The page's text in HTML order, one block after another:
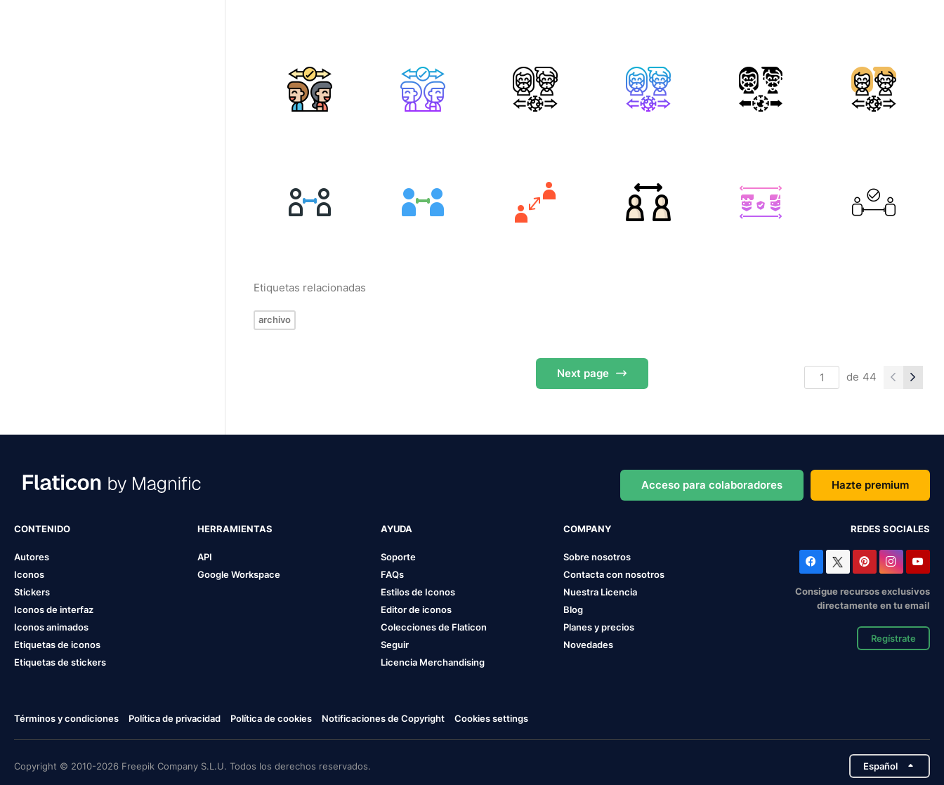
Etiquetas relacionadas
archivo
Next page de 44
Acceso para colaboradores Hazte premium
CONTENIDO
Autores
Iconos
Stickers
Iconos de interfaz
Iconos animados
Etiquetas de iconos
Etiquetas de stickers
HERRAMIENTAS
API
Google Workspace
AYUDA
Soporte
FAQs
Estilos de Iconos
Editor de iconos
Colecciones de Flaticon
Seguir
Licencia Merchandising
COMPANY
Sobre nosotros
Contacta con nosotros
Nuestra Licencia
Blog
Planes y precios
Novedades
REDES SOCIALES
Consigue recursos exclusivos
directamente en tu email
Regístrate
Términos y condiciones Política de privacidad Política de cookies Notificaciones de Copyright Cookies settings
Copyright © 2010-2026 Freepik Company S.L.U. Todos los derechos reservados. Español